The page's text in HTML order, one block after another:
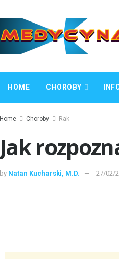
HOME CHOROBY
Home Choroby Rak
Jak
by Natan Kucharski, M.D. 27/02/